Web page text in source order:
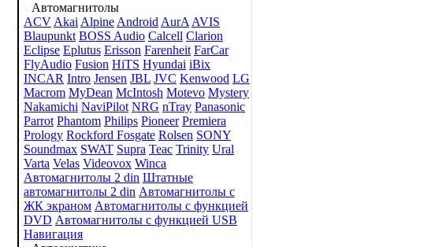
Автомагнитолы
ACV Akai Alpine Android AurA AVIS
Blaupunkt BOSS Audio Calcell Clarion
Eclipse Eplutus Erisson Farenheit FarCar
FlyAudio Fusion HiTS Hyundai iBix
INCAR Intro Jensen JBL JVC Kenwood LG
Macrom MyDean McIntosh Motevo Mystery
Nakamichi NaviPilot NRG nTray Panasonic
Parrot Phantom Philips Pioneer Premiera
Prology Rockford Fosgate Rolsen SONY
Soundmax SWAT Supra Teac Trinity Ural
Varta Velas Videovox Winca
Автомагнитолы 2 din Штатные
автомагнитолы 2 din Автомагнитолы с
ЖК экраном Автомагнитолы с функцией
DVD Автомагнитолы с функцией USB
Навигация